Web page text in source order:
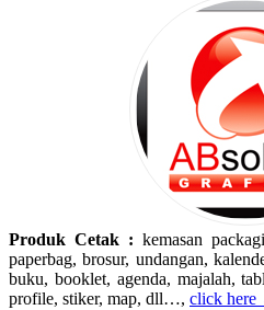
Produk Cetak : kemasan
paperbag, brosur, undangan,
buku, booklet, agenda, majalah,
profile, stiker, map, dll…, click here